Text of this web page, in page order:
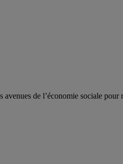
avenues de l’économie sociale